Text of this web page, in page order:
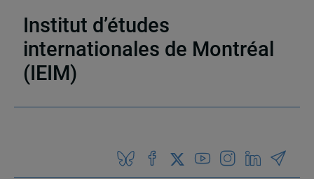
Institut d’études
internationales de Montréal
(IEIM)